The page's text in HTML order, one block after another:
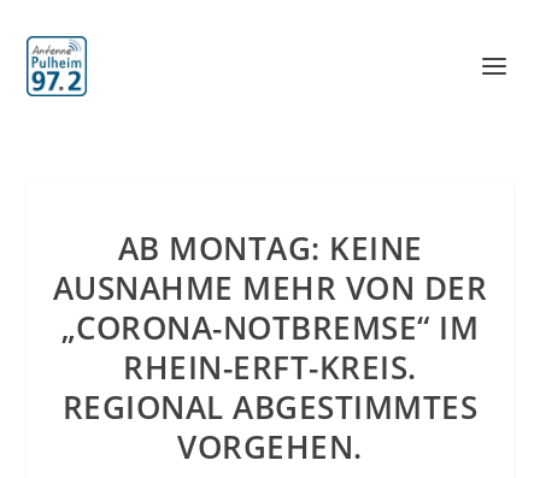
AB MONTAG: KEINE
AUSNAHME MEHR VON DER
„CORONA-NOTBREMSE“ IM
RHEIN-ERFT-KREIS.
REGIONAL ABGESTIMMTES
VORGEHEN.